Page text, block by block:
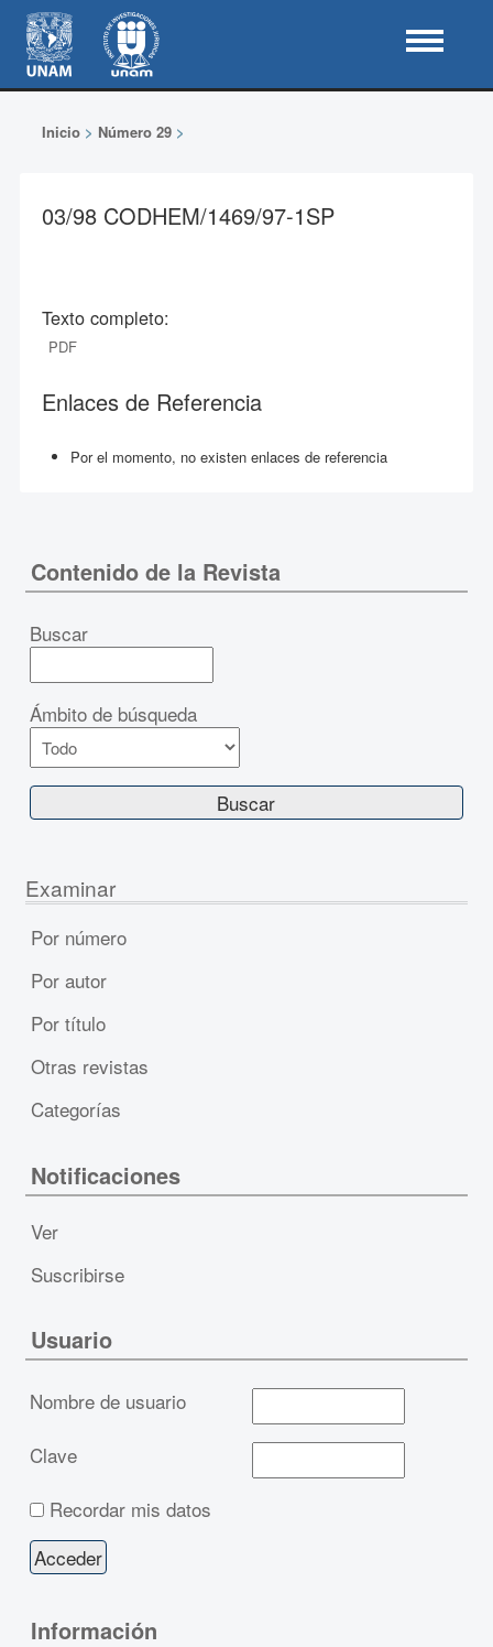
Inicio> Número 29>
03/98 CODHEM/1469/97-1SP
Texto completo:
PDF
Enlaces de Referencia
Por el momento, no existen enlaces de referencia
Contenido de la Revista
Buscar
Ámbito de búsqueda
Examinar
Por número
Por autor
Por título
Otras revistas
Categorías
Notificaciones
Ver
Suscribirse
Usuario
Nombre de usuario
Clave
Recordar mis datos
Información